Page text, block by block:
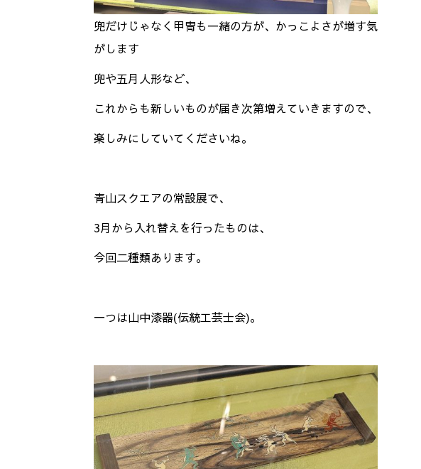
兜だけじゃなく甲冑も一緒の方が、かっこよさが増す気
がします
兜や五月人形など、
これからも新しいものが届き次第増えていきますので、
楽しみにしていてくださいね。
青山スクエアの常設展で、
3月から入れ替えを行ったものは、
今回二種類あります。
一つは山中漆器(伝統工芸士会)。